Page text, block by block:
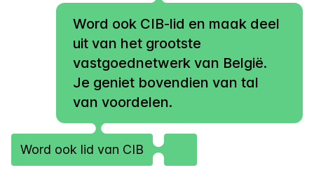
Word ook CIB-lid en maak deel
uit van het grootste
vastgoednetwerk van België.
Je geniet bovendien van tal
van voordelen.
Word ook lid van CIB